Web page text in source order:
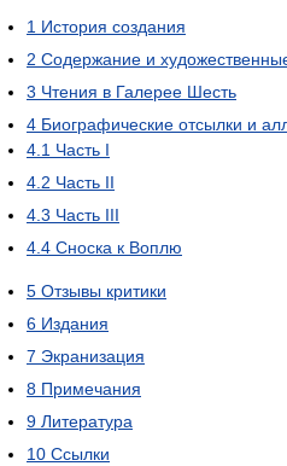
1 История создания
2 Содержание и
3 Чтения в Галерее Шесть
4 Биографические отсылки и
4.1 Часть I
4.2 Часть II
4.3 Часть III
4.4 Сноска к Воплю
5 Отзывы критики
6 Издания
7 Экранизация
8 Примечания
9 Литература
10 Ссылки